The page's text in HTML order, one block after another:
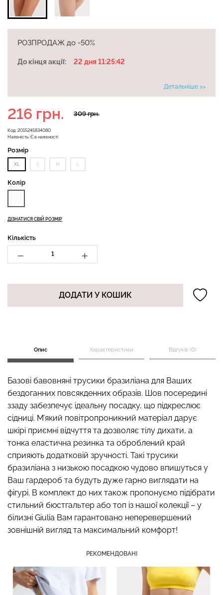
РОЗПРОДАЖ до -50%
До кінця акції: 22 дня 11:25:42
Детальніше >>
Код: 2015245834080
Наявність: Є в наявності
309 грн.
216 грн.
Розмір
XL S M L
Колір
ДІЗНАТИСЯ СВІЙ РОЗМІР
Кількість
ДОДАТИ У КОШИК
Опис Характеристики Відгуків (0)
Базові бавовняні трусики бразиліана для Ваших
бездоганних повсякденних образів. Шов посередині
ззаду забезпечує ідеальну посадку, що підкреслює
сідниці. М’який повітропроникний матеріал дарує
шкірі приємні відчуття та дозволяє тілу дихати, а
тонка еластична резинка та оброблений край
сприяють додатковій зручності. Такі трусики
бразиліана з низькою посадкою чудово впишуться у
Ваш гардероб та будуть дуже гарно виглядати на
фігурі. В комплект до них також пропонуємо підібрати
стильний бюстгальтер або топ із нашої колекції – у
білизні Giulia Вам гарантовано неперевершений
зовнішній вигляд та максимальний комфорт!
РЕКОМЕНДОВАНІ
Безшовні легінси
482 грн.689 грн.
Велосипедки з високою
384 грн.549 грн.
Безшовний топ з легкою
корекцією BRA
Топ на бретелях в рубчик
CAMI TOP RIB black
(чорний) Giulia
Безшовні стрінги STRING
BRIEFS (чорний) Giulia
Топ на бретелях в рубчик
CAMI TOP RIB white (білий)
299 грн.